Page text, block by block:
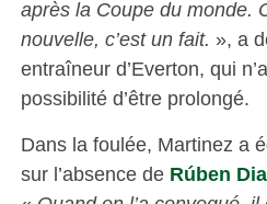
après la Coupe du monde.
nouvelle, c’est un fait. », a
entraîneur d’Everton, qui
possibilité d’être prolongé.
Dans la foulée, Martinez a
sur l’absence de Rúben